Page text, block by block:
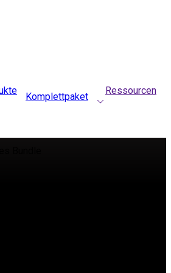
Komplettpaket Ressourcen